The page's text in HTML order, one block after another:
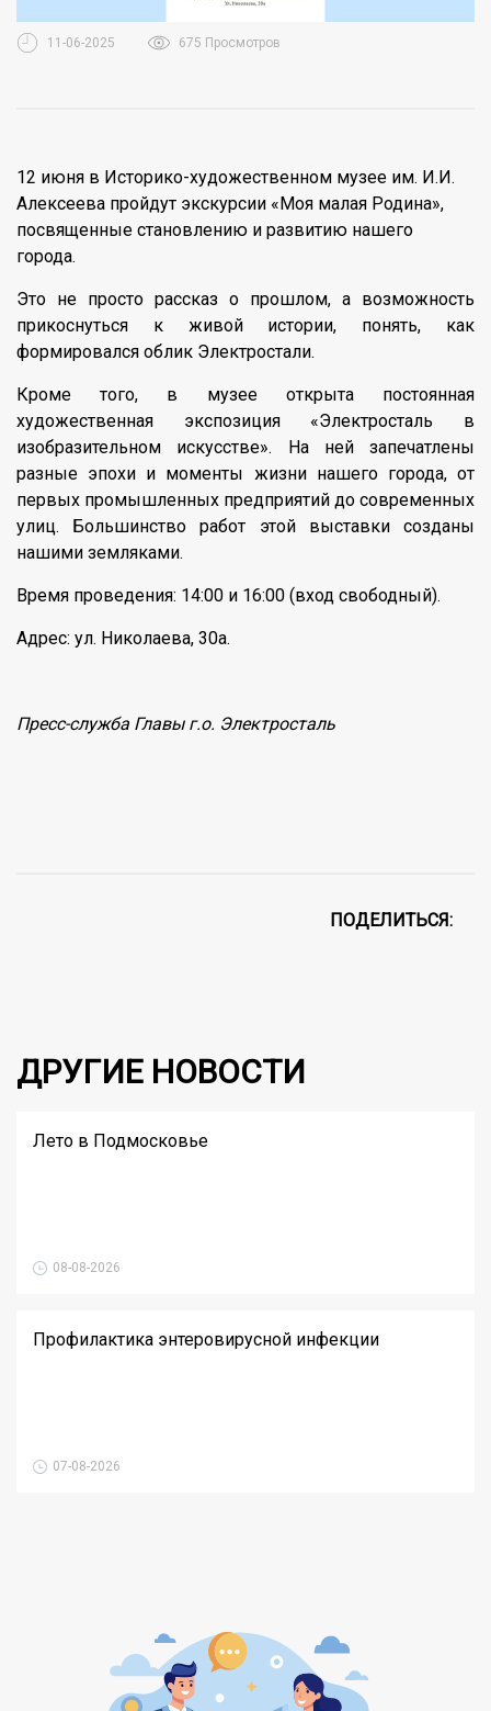
11-06-2025 675 Просмотров
12 июня в Историко-художественном музее им. И.И.
Алексеева пройдут экскурсии «Моя малая Родина»,
посвященные становлению и развитию нашего
города.
Это не просто рассказ о прошлом, а возможность
прикоснуться к живой истории, понять, как
формировался облик Электростали.
Кроме того, в музее открыта постоянная
художественная экспозиция «Электросталь в
изобразительном искусстве». На ней запечатлены
разные эпохи и моменты жизни нашего города, от
первых промышленных предприятий до современных
улиц. Большинство работ этой выставки созданы
нашими земляками.
Время проведения: 14:00 и 16:00 (вход свободный).
Адрес: ул. Николаева, 30а.
Пресс-служба Главы г.о. Электросталь
ПОДЕЛИТЬСЯ:
ДРУГИЕ НОВОСТИ
Лето в Подмосковье
08-08-2026
Профилактика энтеровирусной инфекции
07-08-2026